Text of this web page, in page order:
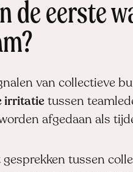
de eerste
van collectieve
irritatie tussen
afgedaan als
tussen